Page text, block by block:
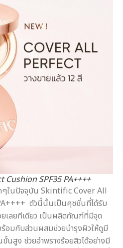
SPF35 PA++++
ๆในปัจจุบัน Skintific Cover All
ตัวนี้นั้นเป็นคุชชั่นที่ได้รับ
ยเลยทีเดียว เป็นผลิตภัณฑ์ที่มีจุด
อมกับส่วนผสมช่วยบำรุงผิวให้ดูมี
นสูง ช่วยอำพรางร้อยสิวได้อย่างมี